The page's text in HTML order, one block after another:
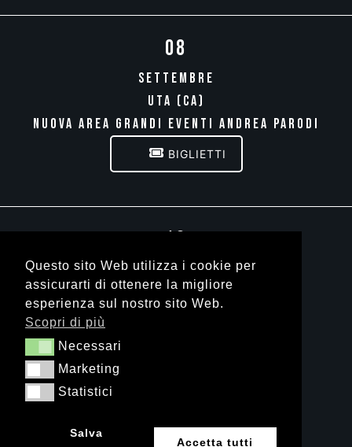
08
SETTEMBRE
UTA (CA)
NUOVA AREA GRANDI EVENTI ANDREA PARODI
BIGLIETTI
18
SETTEMBRE
ARZACHENA (SS)
LOC. TANCA DI LU PALU
Questo sito Web utilizza i cookie per
assicurarti di ottenere la migliore
esperienza sul nostro sito Web.
Scopri di più
NecessariNecessari
MarketingMarketing
StatisticiStatistici
Salva
Accetta tutti